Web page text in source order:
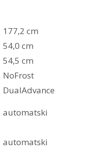
177,2 cm
54,0 cm
54,5 cm
NoFrost
DualAdvance
automatski
automatski